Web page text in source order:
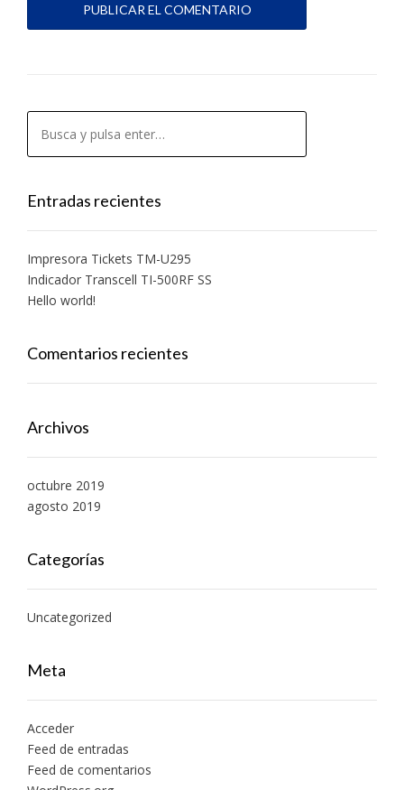
Entradas recientes
Impresora Tickets TM-U295
Indicador Transcell TI-500RF SS
Hello world!
Comentarios recientes
Archivos
octubre 2019
agosto 2019
Categorías
Uncategorized
Meta
Acceder
Feed de entradas
Feed de comentarios